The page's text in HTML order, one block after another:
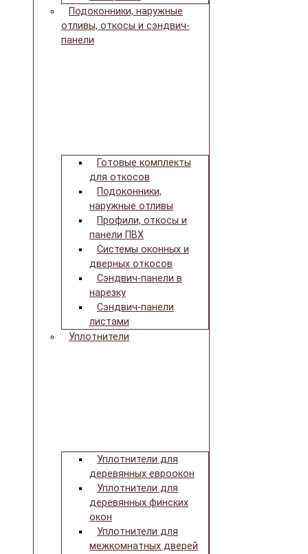
Подоконники, наружные
отливы, откосы и сэндвич-
панели
Готовые комплекты
для откосов
Подоконники,
наружные отливы
Профили, откосы и
панели ПВХ
Системы оконных и
дверных откосов
Сэндвич-панели в
нарезку
Сэндвич-панели
листами
Уплотнители
Уплотнители для
деревянных евроокон
Уплотнители для
деревянных финских
окон
Уплотнители для
межкомнатных дверей